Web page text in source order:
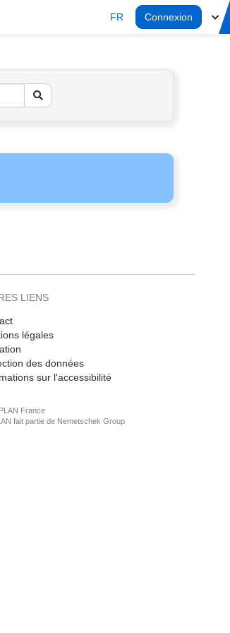
FR Connexion
LIENS
légales
des données
sur l'accessibilité
France
fait partie de Nemetschek Group